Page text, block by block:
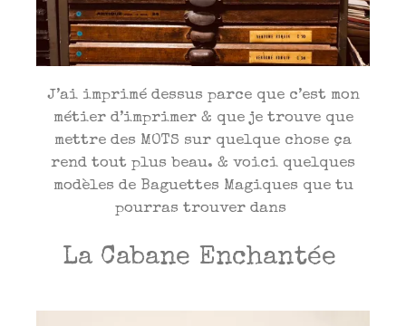
J’ai imprimé dessus parce que c’est mon
métier d’imprimer & que je trouve que
mettre des MOTS sur quelque chose ça
rend tout plus beau. & voici quelques
modèles de Baguettes Magiques que tu
pourras trouver dans
La Cabane Enchantée